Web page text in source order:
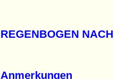
REGENBOGEN
Anmerkungen